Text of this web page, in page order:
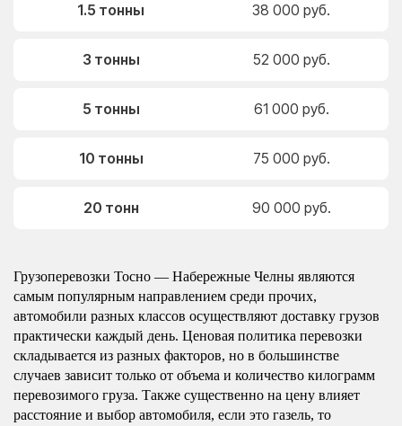
1.5 тонны 38 000 руб.
3 тонны 52 000 руб.
5 тонны 61 000 руб.
10 тонны 75 000 руб.
20 тонн 90 000 руб.
Грузоперевозки Тосно — Набережные Челны являются
самым популярным направлением среди прочих,
автомобили разных классов осуществляют доставку грузов
практически каждый день. Ценовая политика перевозки
складывается из разных факторов, но в большинстве
случаев зависит только от объема и количество килограмм
перевозимого груза. Также существенно на цену влияет
расстояние и выбор автомобиля, если это газель, то